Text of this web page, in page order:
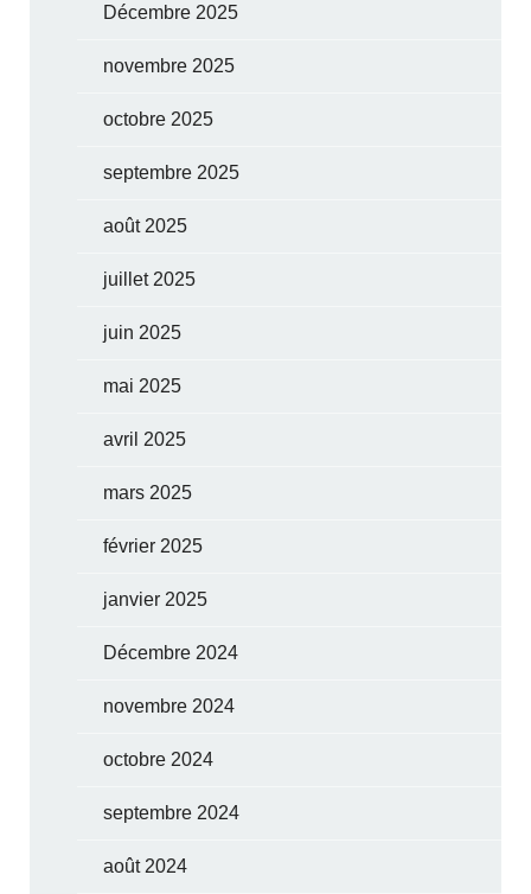
Décembre 2025
novembre 2025
octobre 2025
septembre 2025
août 2025
juillet 2025
juin 2025
mai 2025
avril 2025
mars 2025
février 2025
janvier 2025
Décembre 2024
novembre 2024
octobre 2024
septembre 2024
août 2024